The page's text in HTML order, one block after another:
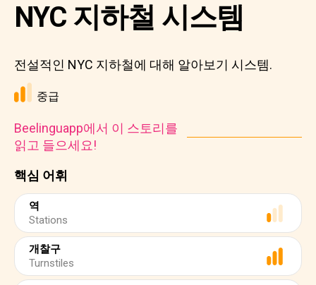
핵심 어휘
역
Stations
개찰구
Turnstiles
NYC 지하철 시스템
전설적인 NYC 지하철에 대해 알아보기 시스템.
중급
Beelinguapp에서 이 스토리를
읽고 들으세요!